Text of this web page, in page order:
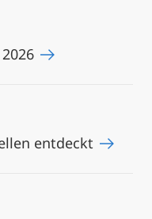
entdeckt